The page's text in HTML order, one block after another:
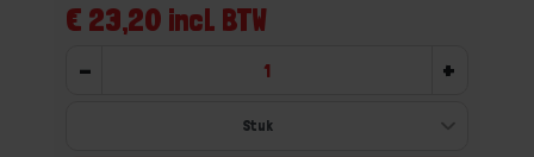
€ 23,20 incl. BTW
- +